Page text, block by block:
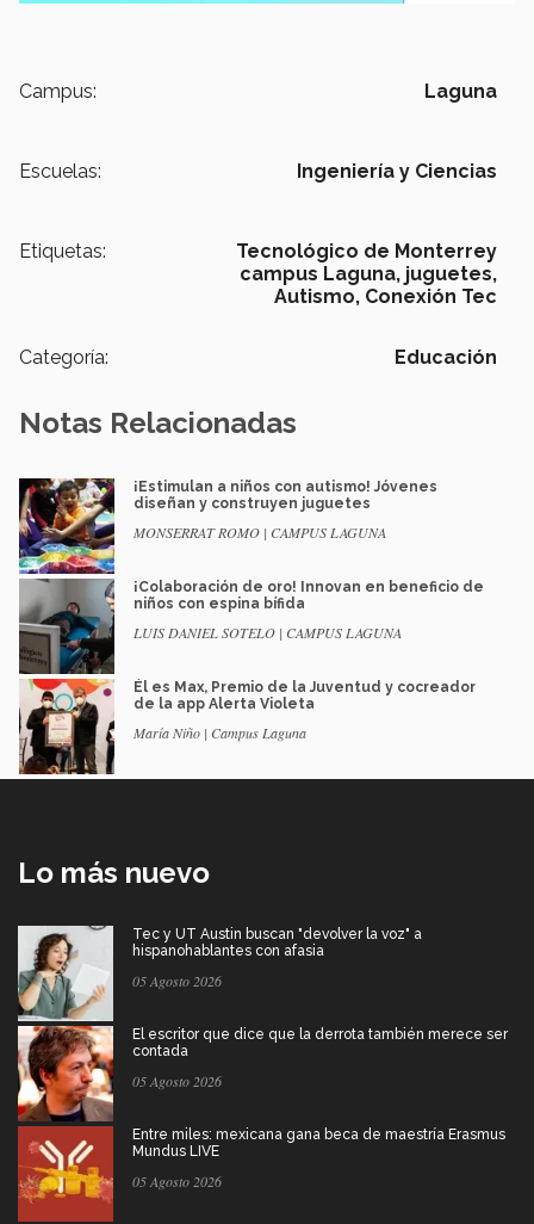
Campus: Laguna
Escuelas: Ingeniería y Ciencias
Etiquetas:
Tecnológico de Monterrey
campus Laguna, juguetes,
Autismo, Conexión Tec
Categoría: Educación
Notas Relacionadas
¡Estimulan a niños con autismo! Jóvenes
diseñan y construyen juguetes
MONSERRAT ROMO | CAMPUS LAGUNA
¡Colaboración de oro! Innovan en beneficio de
niños con espina bífida
LUIS DANIEL SOTELO | CAMPUS LAGUNA
Él es Max, Premio de la Juventud y cocreador
de la app Alerta Violeta
María Niño | Campus Laguna
Lo más nuevo
Tec y UT Austin buscan "devolver la voz" a
hispanohablantes con afasia
05 Agosto 2026
El escritor que dice que la derrota también merece ser
contada
05 Agosto 2026
Entre miles: mexicana gana beca de maestría Erasmus
Mundus LIVE
05 Agosto 2026